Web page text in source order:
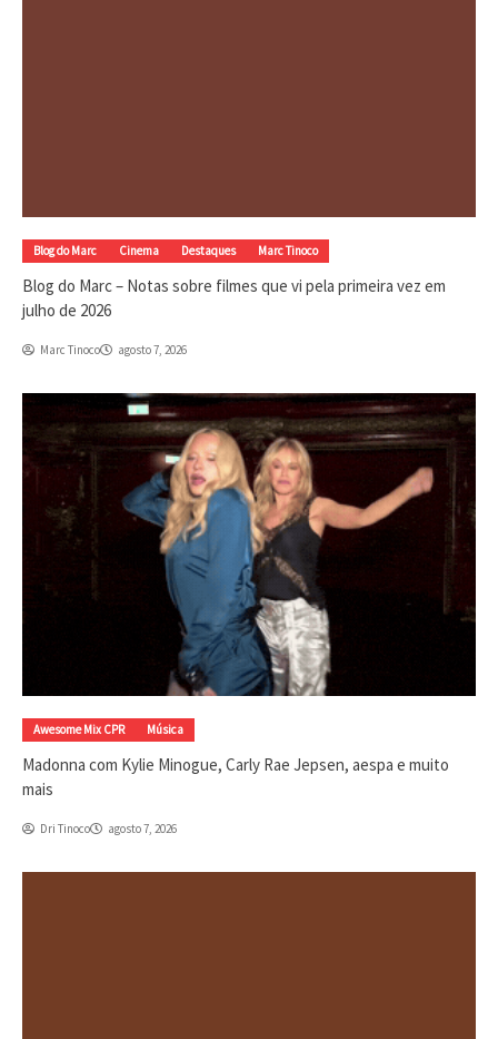
Blog do Marc Cinema Destaques Marc Tinoco
Blog do Marc – Notas sobre filmes que vi pela primeira vez em
julho de 2026
Marc Tinoco agosto 7, 2026
Awesome Mix CPR Música
Madonna com Kylie Minogue, Carly Rae Jepsen, aespa e muito
mais
Dri Tinoco agosto 7, 2026